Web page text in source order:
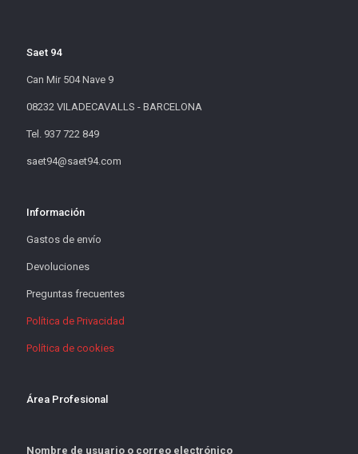
Saet 94
Can Mir 504 Nave 9
08232 VILADECAVALLS - BARCELONA
Tel. 937 722 849
saet94@saet94.com
Información
Gastos de envío
Devoluciones
Preguntas frecuentes
Política de Privacidad
Política de cookies
Área Profesional
Nombre de usuario o correo electrónico